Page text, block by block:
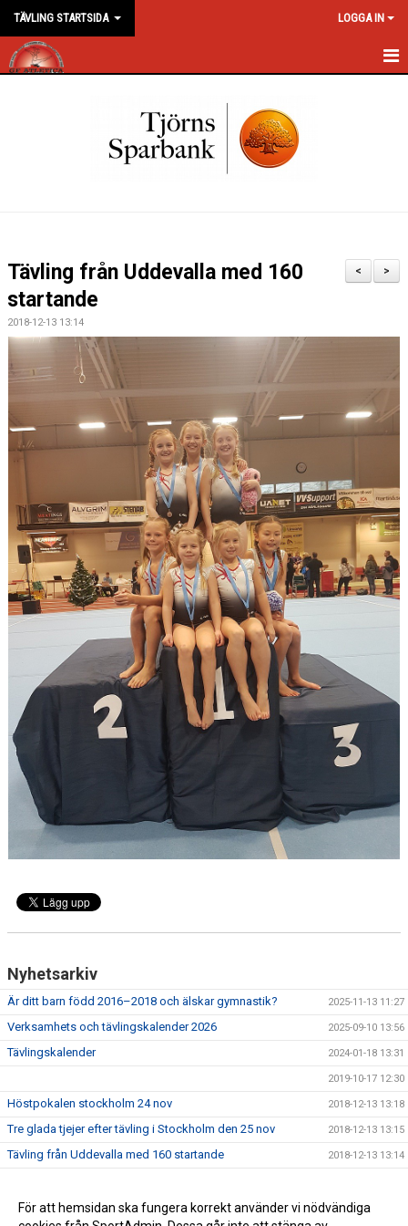
TÄVLING STARTSIDA LOGGA IN
DOKUMENT
KONTAKT
>
<
Tävling från Uddevalla med 160
startande
2018-12-13 13:14
Nyhetsarkiv
Är ditt barn född 2016–2018 och älskar gymnastik? 2025-11-13 11:27
Verksamhets och tävlingskalender 2026 2025-09-10 13:56
Tävlingskalender 2024-01-18 13:31
2019-10-17 12:30
Höstpokalen stockholm 24 nov 2018-12-13 13:18
Tre glada tjejer efter tävling i Stockholm den 25 nov 2018-12-13 13:15
Tävling från Uddevalla med 160 startande 2018-12-13 13:14
3:e plats i mångkampen på Riksfinalerna i Stockholm 2018-05-07 14:15
För att hemsidan ska fungera korrekt använder vi nödvändiga